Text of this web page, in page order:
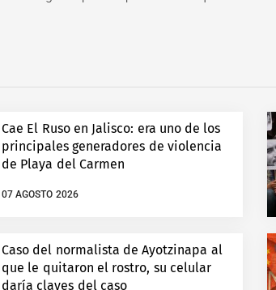
Cae El Ruso en Jalisco: era uno de los
principales generadores de violencia
de Playa del Carmen
07 AGOSTO 2026
Caso del normalista de Ayotzinapa al
que le quitaron el rostro, su celular
daría claves del caso